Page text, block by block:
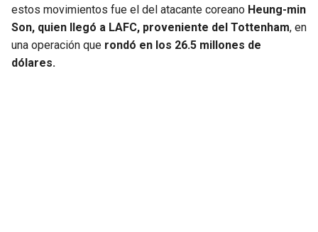
estos movimientos fue el del atacante coreano Heung-min
Son, quien llegó a LAFC, proveniente del Tottenham, en
una operación que rondó en los 26.5 millones de
dólares.